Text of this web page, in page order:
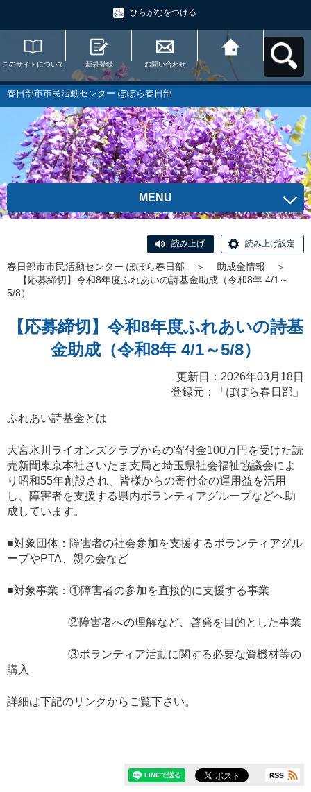
ひらがなをつける
このサイトについて 新規登録 お問い合わせ
春日部市市民活動セ
ンター ぽぽら春日部
へ戻る
春日部市市民活動センター ぽぽら春日部
MENU
読み上げ 読み上げ設定
春日部市市民活動センター ぽぽら春日部 ＞ 助成金情報
＞
【応募締切】令和8年度ふれあいの詩基金助成（令和8年 4/1～
5/8）
【応募締切】令和8年度ふれあいの詩基
金助成（令和8年 4/1～5/8）
更新日：2026年03月18日
登録元：「ぽぽら春日部」
ふれあい詩基金とは
大宮氷川ライオンズクラブからの寄付金100万円を受けた読
売新聞東京本社さいたま支局と埼玉県社会福祉協議会によ
り昭和55年創設され、皆様からの寄付金の運用益を活用
し、障害者を支援する県内ボランティアグループなどへ助
成しています。
■対象団体：障害者の社会参加を支援するボランティアグル
ープやPTA、親の会など
■対象事業：①障害者の参加を直接的に支援する事業
②障害者への理解など、啓発を目的とした事業
③ボランティア活動に関する必要な資機材等の
購入
詳細は下記のリンクからご覧下さい。